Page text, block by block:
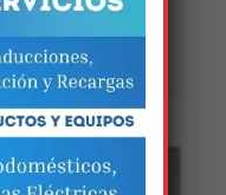
estará
pela